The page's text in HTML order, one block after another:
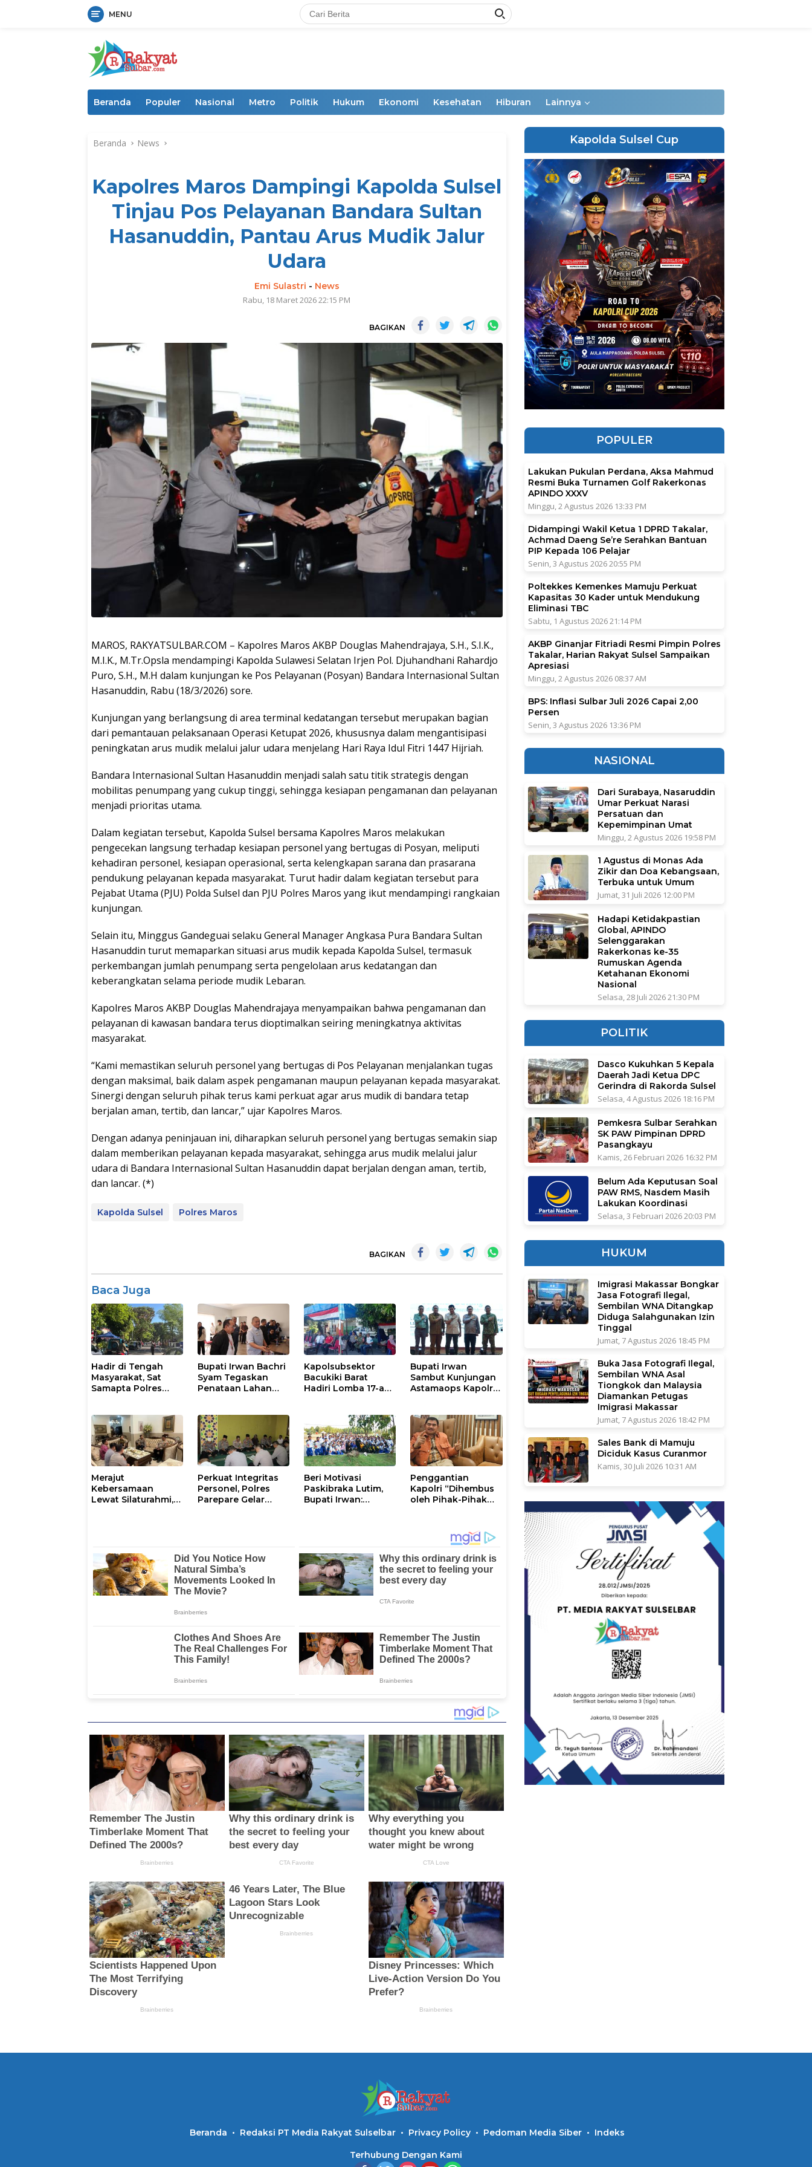
MENU
Beranda Populer Nasional Metro Politik Hukum Ekonomi Kesehatan Hiburan Lainnya
Beranda News
Kapolres Maros Dampingi Kapolda Sulsel
Tinjau Pos Pelayanan Bandara Sultan
Hasanuddin, Pantau Arus Mudik Jalur
Udara
Emi Sulastri - News
Rabu, 18 Maret 2026 22:15 PM
BAGIKAN
MAROS, RAKYATSULBAR.COM – Kapolres Maros AKBP Douglas Mahendrajaya, S.H., S.I.K.,
M.I.K., M.Tr.Opsla mendampingi Kapolda Sulawesi Selatan Irjen Pol. Djuhandhani Rahardjo
Puro, S.H., M.H dalam kunjungan ke Pos Pelayanan (Posyan) Bandara Internasional Sultan
Hasanuddin, Rabu (18/3/2026) sore.
Kunjungan yang berlangsung di area terminal kedatangan tersebut merupakan bagian
dari pemantauan pelaksanaan Operasi Ketupat 2026, khususnya dalam mengantisipasi
peningkatan arus mudik melalui jalur udara menjelang Hari Raya Idul Fitri 1447 Hijriah.
Bandara Internasional Sultan Hasanuddin menjadi salah satu titik strategis dengan
mobilitas penumpang yang cukup tinggi, sehingga kesiapan pengamanan dan pelayanan
menjadi prioritas utama.
Dalam kegiatan tersebut, Kapolda Sulsel bersama Kapolres Maros melakukan
pengecekan langsung terhadap kesiapan personel yang bertugas di Posyan, meliputi
kehadiran personel, kesiapan operasional, serta kelengkapan sarana dan prasarana
pendukung pelayanan kepada masyarakat. Turut hadir dalam kegiatan tersebut para
Pejabat Utama (PJU) Polda Sulsel dan PJU Polres Maros yang ikut mendampingi rangkaian
kunjungan.
Selain itu, Minggus Gandeguai selaku General Manager Angkasa Pura Bandara Sultan
Hasanuddin turut memaparkan situasi arus mudik kepada Kapolda Sulsel, termasuk
perkembangan jumlah penumpang serta pengelolaan arus kedatangan dan
keberangkatan selama periode mudik Lebaran.
Kapolres Maros AKBP Douglas Mahendrajaya menyampaikan bahwa pengamanan dan
pelayanan di kawasan bandara terus dioptimalkan seiring meningkatnya aktivitas
masyarakat.
“Kami memastikan seluruh personel yang bertugas di Pos Pelayanan menjalankan tugas
dengan maksimal, baik dalam aspek pengamanan maupun pelayanan kepada masyarakat.
Sinergi dengan seluruh pihak terus kami perkuat agar arus mudik di bandara tetap
berjalan aman, tertib, dan lancar,” ujar Kapolres Maros.
Dengan adanya peninjauan ini, diharapkan seluruh personel yang bertugas semakin siap
dalam memberikan pelayanan kepada masyarakat, sehingga arus mudik melalui jalur
udara di Bandara Internasional Sultan Hasanuddin dapat berjalan dengan aman, tertib,
dan lancar. (*)
Kapolda Sulsel Polres Maros
BAGIKAN
Baca Juga
Hadir di Tengah
Masyarakat, Sat
Samapta Polres
Pagi
Bupati Irwan Bachri
Syam Tegaskan
Penataan Lahan
Kapolsubsektor
Bacukiki Barat
Hadiri Lomba 17-an
Kamtibmas
Bupati Irwan
Sambut Kunjungan
Astamaops Kapolri
Luwu Timur
Merajut
Kebersamaan
Lewat Silaturahmi,
Perkuat Integritas
Personel, Polres
Parepare Gelar
Beri Motivasi
Paskibraka Lutim,
Bupati Irwan:
Penggantian
Kapolri “Dihembus
oleh Pihak-Pihak
Kapolda Sulsel Cup
POPULER
Lakukan Pukulan Perdana, Aksa Mahmud
Resmi Buka Turnamen Golf Rakerkonas
APINDO XXXV
Minggu, 2 Agustus 2026 13:33 PM
Didampingi Wakil Ketua 1 DPRD Takalar,
Achmad Daeng Se’re Serahkan Bantuan
PIP Kepada 106 Pelajar
Senin, 3 Agustus 2026 20:55 PM
Poltekkes Kemenkes Mamuju Perkuat
Kapasitas 30 Kader untuk Mendukung
Eliminasi TBC
Sabtu, 1 Agustus 2026 21:14 PM
AKBP Ginanjar Fitriadi Resmi Pimpin Polres
Takalar, Harian Rakyat Sulsel Sampaikan
Apresiasi
Minggu, 2 Agustus 2026 08:37 AM
BPS: Inflasi Sulbar Juli 2026 Capai 2,00
Persen
Senin, 3 Agustus 2026 13:36 PM
NASIONAL
Dari Surabaya, Nasaruddin
Umar Perkuat Narasi
Persatuan dan
Kepemimpinan Umat
Minggu, 2 Agustus 2026 19:58 PM
1 Agustus di Monas Ada
Zikir dan Doa Kebangsaan,
Terbuka untuk Umum
Jumat, 31 Juli 2026 12:00 PM
Hadapi Ketidakpastian
Global, APINDO
Selenggarakan
Rakerkonas ke-35
Rumuskan Agenda
Ketahanan Ekonomi
Nasional
Selasa, 28 Juli 2026 21:30 PM
POLITIK
Dasco Kukuhkan 5 Kepala
Daerah Jadi Ketua DPC
Gerindra di Rakorda Sulsel
Selasa, 4 Agustus 2026 18:16 PM
Pemkesra Sulbar Serahkan
SK PAW Pimpinan DPRD
Pasangkayu
Kamis, 26 Februari 2026 16:32 PM
Belum Ada Keputusan Soal
PAW RMS, Nasdem Masih
Lakukan Koordinasi
Selasa, 3 Februari 2026 20:03 PM
HUKUM
Imigrasi Makassar Bongkar
Jasa Fotografi Ilegal,
Sembilan WNA Ditangkap
Diduga Salahgunakan Izin
Tinggal
Jumat, 7 Agustus 2026 18:45 PM
Buka Jasa Fotografi Ilegal,
Sembilan WNA Asal
Tiongkok dan Malaysia
Diamankan Petugas
Imigrasi Makassar
Jumat, 7 Agustus 2026 18:42 PM
Sales Bank di Mamuju
Diciduk Kasus Curanmor
Kamis, 30 Juli 2026 10:31 AM
Beranda Redaksi PT Media Rakyat Sulselbar Privacy Policy Pedoman Media Siber Indeks
Terhubung Dengan Kami